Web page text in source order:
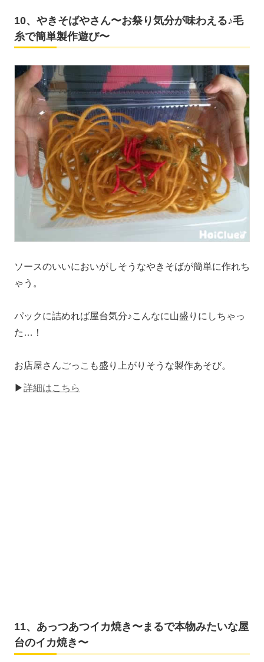
10、やきそばやさん〜お祭り気分が味わえる♪毛
糸で簡単製作遊び〜
ソースのいいにおいがしそうなやきそばが簡単に作れち
ゃう。
パックに詰めれば屋台気分♪こんなに山盛りにしちゃっ
た…！
お店屋さんごっこも盛り上がりそうな製作あそび。
▶詳細はこちら
11、あっつあつイカ焼き〜まるで本物みたいな屋
台のイカ焼き〜